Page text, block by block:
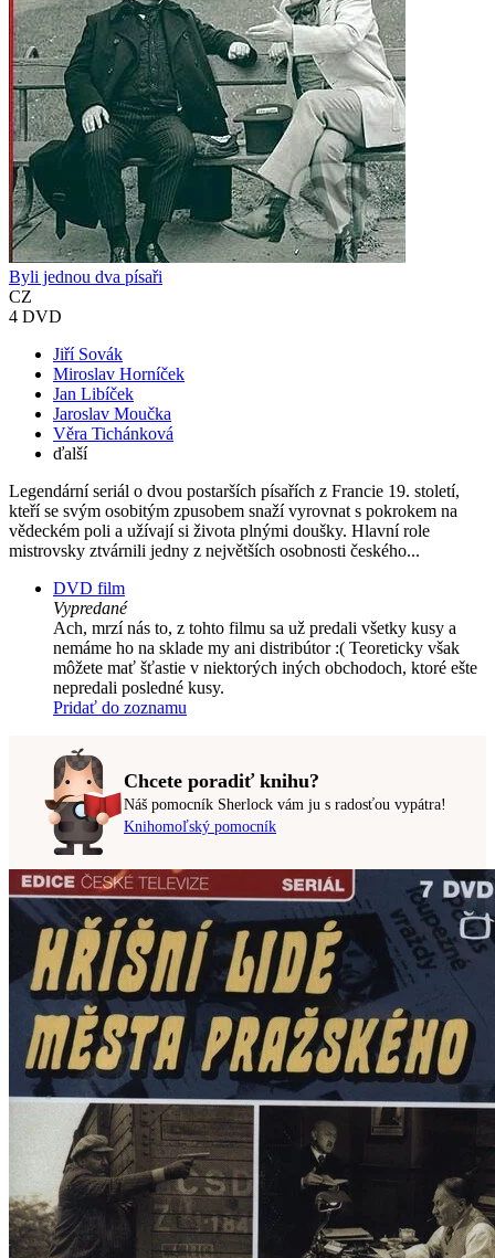
Byli jednou dva písaři
CZ
4 DVD
Jiří Sovák
Miroslav Horníček
Jan Libíček
Jaroslav Moučka
Věra Tichánková
ďalší
Legendární seriál o dvou postarších písařích z Francie 19. století,
kteří se svým osobitým zpusobem snaží vyrovnat s pokrokem na
vědeckém poli a užívají si života plnými doušky. Hlavní role
mistrovsky ztvárnili jedny z největších osobnosti českého...
DVD film
Vypredané
Ach, mrzí nás to, z tohto filmu sa už predali všetky kusy a
nemáme ho na sklade my ani distribútor :( Teoreticky však
môžete mať šťastie v niektorých iných obchodoch, ktoré ešte
nepredali posledné kusy.
Pridať do zoznamu
Chcete poradiť knihu?
Náš pomocník Sherlock vám ju s radosťou vypátra!
Knihomoľský pomocník